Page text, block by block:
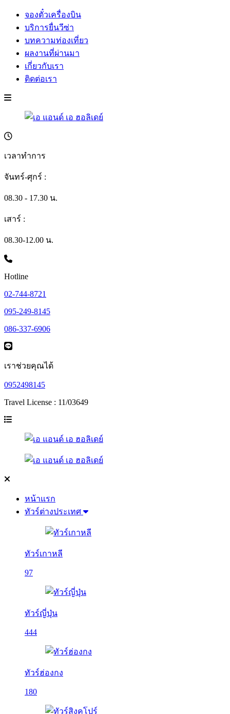
จองตั๋วเครื่องบิน
บริการยื่นวีซ่า
บทความท่องเที่ยว
ผลงานที่ผ่านมา
เกี่ยวกับเรา
ติดต่อเรา
เวลาทำการ
จันทร์-ศุกร์ :
08.30 - 17.30 น.
เสาร์ :
08.30-12.00 น.
Hotline
02-744-8721
095-249-8145
086-337-6906
เราช่วยคุณได้
0952498145
Travel License : 11/03649
หน้าแรก
ทัวร์ต่างประเทศ
ทัวร์เกาหลี
97
ทัวร์ญี่ปุ่น
444
ทัวร์ฮ่องกง
180